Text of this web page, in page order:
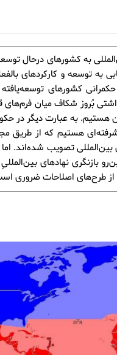
به کشور‌های در‌حال
به توسعه و کارکردهای
کشورهای
بُروز شکاف میان فرم‌های
به عبارت دیگر در
هستیم که از طریق
تصویب شده‌اند. اما
بازنگری نهاد‌های
از طرح‌های اصلاحات ضروری